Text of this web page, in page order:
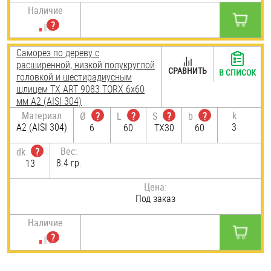
Наличие
Саморез по дереву с
расширенной, низкой полукруглой
головкой и шестирадиусным
шлицем TX ART 9083 TORX 6х60
мм А2 (AISI 304)
Материал
А2 (AISI 304)
Ø
?
6
L
?
60
S
?
TX30
b
?
60
k
3
dk
?
13
Вес:
8.4 гр.
Цена:
Под заказ
Наличие
СРАВНИТЬ В СПИСОК